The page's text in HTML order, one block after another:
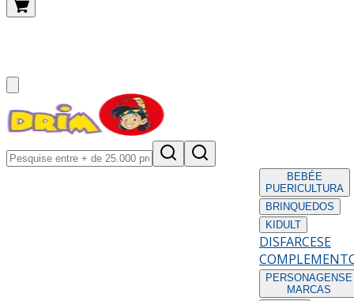
BEBÉE
PUERICULTURA
BRINQUEDOS
KIDULT
DISFARCESE
PERSONAGENS E
MARCAS